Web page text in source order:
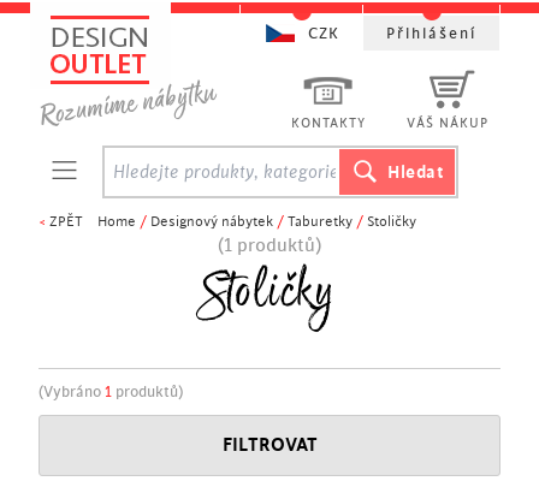
< ZPĚT Home / Designový nábytek / Taburetky / Stoličky
(1 produktů)
Stoličky
(Vybráno 1 produktů)
FILTROVAT
KONTAKTY VÁŠ NÁKUP
CZK Přihlášení